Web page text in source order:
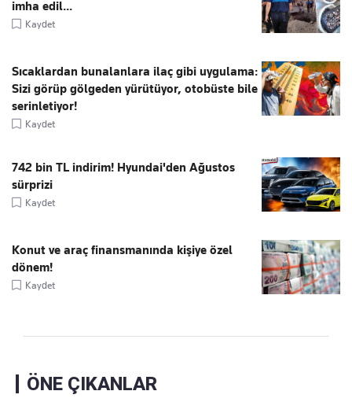
imha edil...
Kaydet
Sıcaklardan bunalanlara ilaç gibi uygulama:
Sizi görüp gölgeden yürütüyor, otobüste bile
serinletiyor!
Kaydet
742 bin TL indirim! Hyundai'den Ağustos
sürprizi
Kaydet
Konut ve araç finansmanında kişiye özel
dönem!
Kaydet
ÖNE ÇIKANLAR